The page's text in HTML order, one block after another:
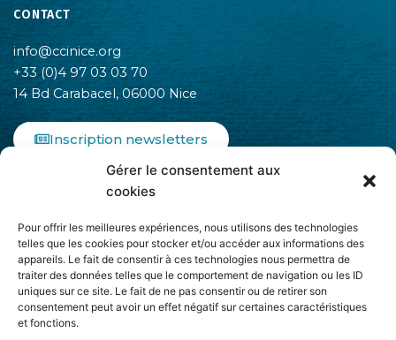
Gérer le consentement aux
cookies
Pour offrir les meilleures expériences, nous utilisons des technologies
telles que les cookies pour stocker et/ou accéder aux informations des
appareils. Le fait de consentir à ces technologies nous permettra de
traiter des données telles que le comportement de navigation ou les ID
uniques sur ce site. Le fait de ne pas consentir ou de retirer son
consentement peut avoir un effet négatif sur certaines caractéristiques
et fonctions.
CONTACT
info@ccinice.org
+33 (0)4 97 03 03 70
14 Bd Carabacel, 06000 Nice
Inscription newsletters
e
b
o
o
k
-
t
a
g
r
a
m
L
i
k
e
d
i
n